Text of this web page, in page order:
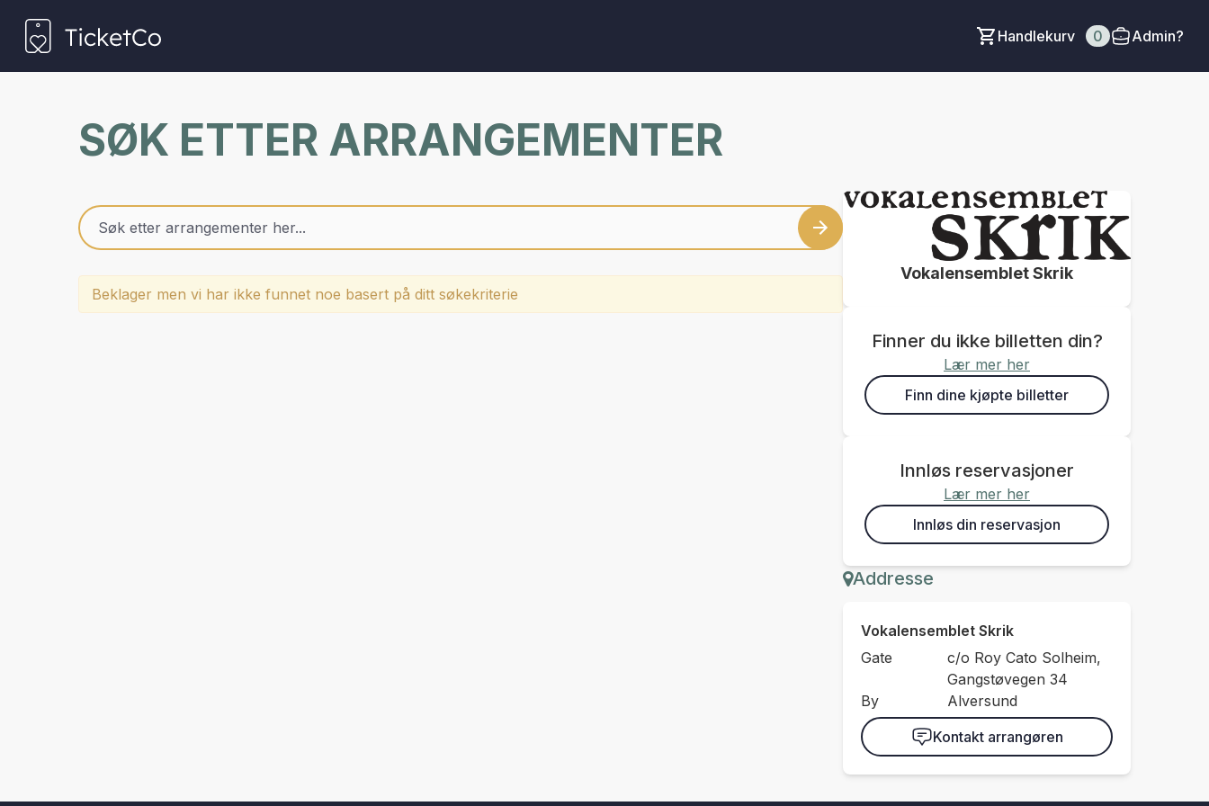
Handlekurv 0 Admin?
SØK ETTER ARRANGEMENTER
Beklager men vi har ikke funnet noe basert på ditt søkekriterie
Vokalensemblet Skrik
Finner du ikke billetten din?
Lær mer her
Finn dine kjøpte billetter
Innløs reservasjoner
Lær mer her
Innløs din reservasjon
Addresse
Vokalensemblet Skrik
Gate
c/o Roy Cato Solheim,
Gangstøvegen 34
By
Alversund
Kontakt arrangøren